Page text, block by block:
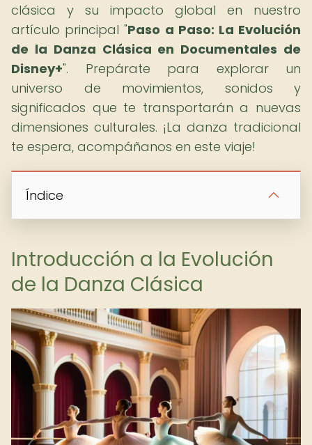
clásica y su impacto global en nuestro
artículo principal "Paso a Paso: La Evolución
de la Danza Clásica en Documentales de
Disney+". Prepárate para explorar un
universo de movimientos, sonidos y
significados que te transportarán a nuevas
dimensiones culturales. ¡La danza tradicional
te espera, acompáñanos en este viaje!
Índice
Introducción a la Evolución
de la Danza Clásica